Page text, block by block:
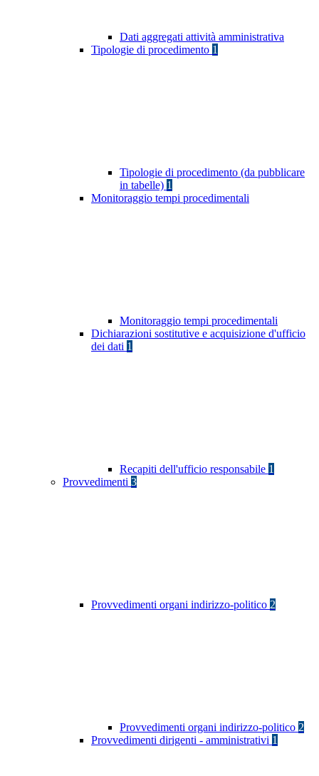
Dati aggregati attività amministrativa
Tipologie di procedimento 1
Tipologie di procedimento (da pubblicare
in tabelle) 1
Monitoraggio tempi procedimentali
Monitoraggio tempi procedimentali
Dichiarazioni sostitutive e acquisizione d'ufficio
dei dati 1
Recapiti dell'ufficio responsabile 1
Provvedimenti 3
Provvedimenti organi indirizzo-politico 2
Provvedimenti organi indirizzo-politico 2
Provvedimenti dirigenti - amministrativi 1